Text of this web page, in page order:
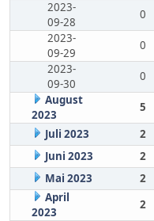
2023-
09-28
0
2023-
09-29
0
2023-
09-30
0
August
2023
5
Juli 2023
2
Juni 2023
2
Mai 2023
2
April
2023
2